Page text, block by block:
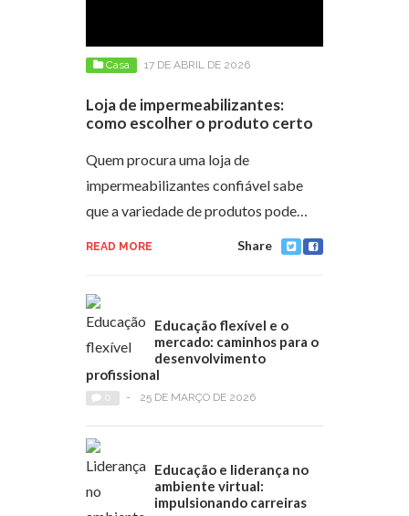
Casa 17 DE ABRIL DE 2026
Loja de impermeabilizantes:
como escolher o produto certo
Quem procura uma loja de
impermeabilizantes confiável sabe
que a variedade de produtos pode…
READ MORE Share
Educação flexível e o
mercado: caminhos para o
desenvolvimento
profissional
- 25 DE MARÇO DE 2026
Educação e liderança no
ambiente virtual:
impulsionando carreiras